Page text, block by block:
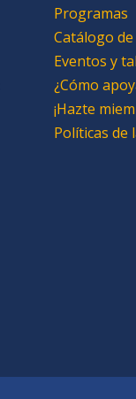
Programas
Catálogo
Eventos y
¿Cómo
¡Hazte
Políticas de